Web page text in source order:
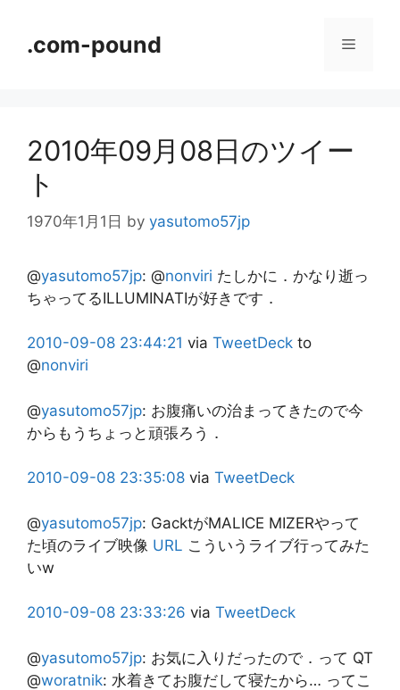
.com-pound メ
2010年09月08日のツイー
ト
1970年1月1日 by yasutomo57jp
@yasutomo57jp: @nonviri たしかに．かなり逝っ
ちゃってるILLUMINATIが好きです．
2010-09-08 23:44:21 via TweetDeck to
@nonviri
@yasutomo57jp: お腹痛いの治まってきたので今
からもうちょっと頑張ろう．
2010-09-08 23:35:08 via TweetDeck
@yasutomo57jp: GacktがMALICE MIZERやって
た頃のライブ映像 URL こういうライブ行ってみた
いw
2010-09-08 23:33:26 via TweetDeck
@yasutomo57jp: お気に入りだったので．って QT
@woratnik: 水着きてお腹だして寝たから… ってこ